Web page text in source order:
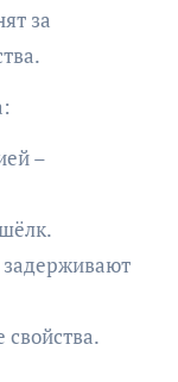
за
–
задерживают